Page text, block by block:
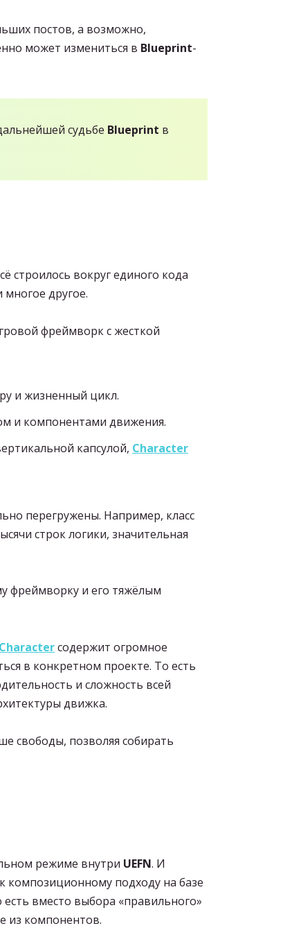
постов, а возможно,
может измениться в Blueprint-
судьбе Blueprint в
строилось вокруг единого кода
другое.
фреймворк с жесткой
и жизненный цикл.
и компонентами движения.
капсулой, Character
перегружены. Например, класс
строк логики, значительная
фреймворку и его тяжёлым
Characterсодержит огромное
в конкретном проекте. То есть
и сложность всей
движка.
свободы, позволяя собирать
режиме внутри UEFN. И
композиционному подходу на базе
есть вместо выбора «правильного»
из компонентов.